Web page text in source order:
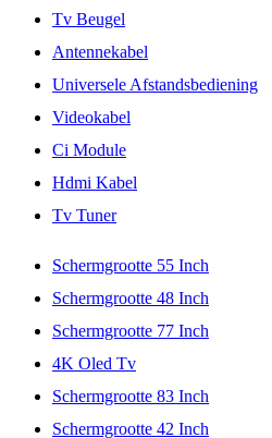
Tv Beugel
Antennekabel
Universele Afstandsbediening
Videokabel
Ci Module
Hdmi Kabel
Tv Tuner
Schermgrootte 55 Inch
Schermgrootte 48 Inch
Schermgrootte 77 Inch
4K Oled Tv
Schermgrootte 83 Inch
Schermgrootte 42 Inch